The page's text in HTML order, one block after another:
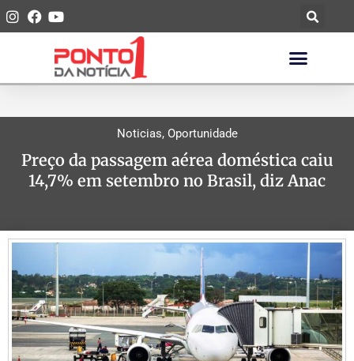
Noticias, Oportunidade
Preço da passagem aérea doméstica caiu
14,7% em setembro no Brasil, diz Anac